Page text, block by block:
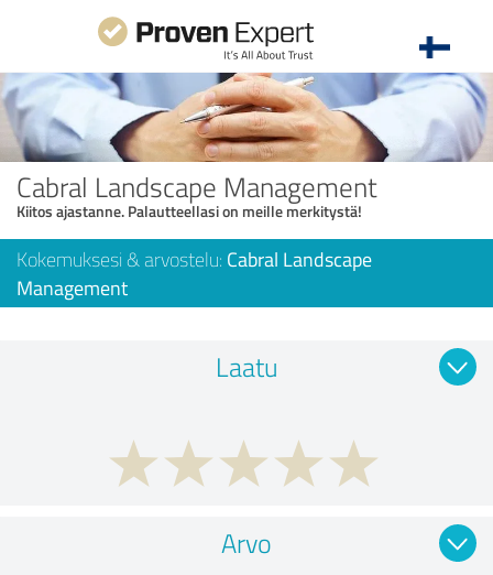
Cabral Landscape Management
Kiitos ajastanne. Palautteellasi on meille merkitystä!
Kokemuksesi & arvostelu: Cabral Landscape
Management
Laatu
Arvo